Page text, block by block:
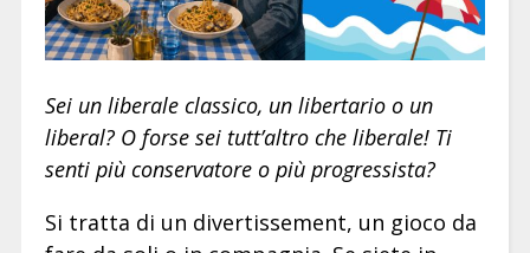
Sei un liberale classico, un libertario o un
liberal? O forse sei tutt’altro che liberale! Ti
senti più conservatore o più progressista?
Si tratta di un divertissement, un gioco da